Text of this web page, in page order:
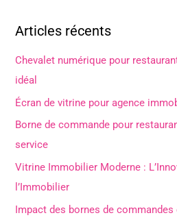
e
r
c
h
Articles récents
Chevalet numérique pour
idéal
Écran de vitrine pour agence
Borne de commande pour
service
Vitrine Immobilier Moderne :
l’Immobilier
Impact des bornes de